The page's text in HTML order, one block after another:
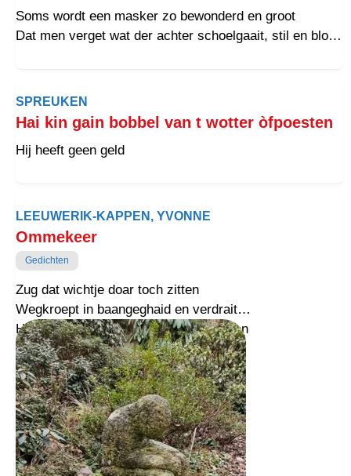
Soms wordt een masker zo bewonderd en groot
Dat men verget wat der achter schoelgaait, stil en bloot
Zugt voak de schoade aan aanderen noit meer
SPREUKEN
Hai kin gain bobbel van t wotter òfpoesten
Hij heeft geen geld
LEEUWERIK-KAPPEN, YVONNE
Ommekeer
Gedichten
Zug dat wichtje doar toch zitten
Wegkroept in baangeghaid en verdrait
Hou kinnen ze heur nou zo achterloaten
Dat kin toch aaldoal nait